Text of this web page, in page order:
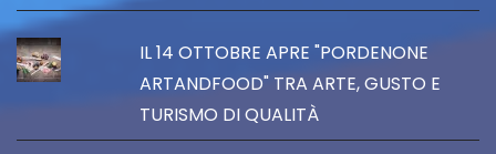
IL 14 OTTOBRE APRE "PORDENONE
ARTANDFOOD" TRA ARTE, GUSTO E
TURISMO DI QUALITÀ